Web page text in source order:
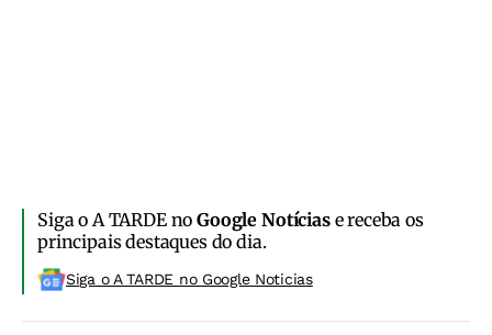
Siga o A TARDE noGoogle Notíciase receba os
principais destaques do dia.
Siga o A TARDE no Google Noticias